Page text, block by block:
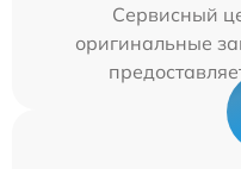
Сервисный
оригинальные